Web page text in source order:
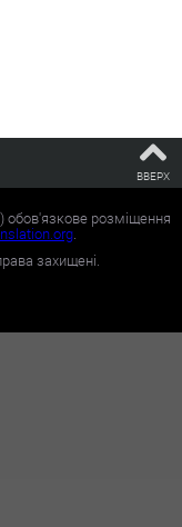
ВВЕРХ
обов'язкове розміщення
.
захищені.